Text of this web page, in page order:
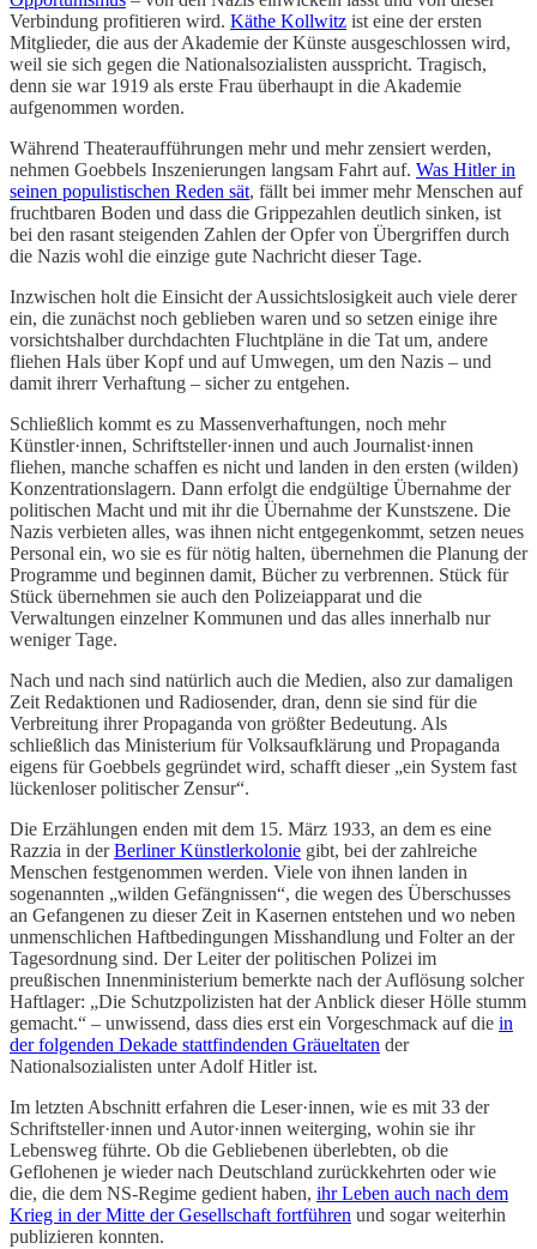
Verbindung profitieren wird. Käthe Kollwitz ist eine der ersten
Mitglieder, die aus der Akademie der Künste ausgeschlossen wird,
weil sie sich gegen die Nationalsozialisten ausspricht. Tragisch,
denn sie war 1919 als erste Frau überhaupt in die Akademie
aufgenommen worden.
Während Theateraufführungen mehr und mehr zensiert werden,
nehmen Goebbels Inszenierungen langsam Fahrt auf. Was Hitler in
seinen populistischen Reden sät, fällt bei immer mehr Menschen auf
fruchtbaren Boden und dass die Grippezahlen deutlich sinken, ist
bei den rasant steigenden Zahlen der Opfer von Übergriffen durch
die Nazis wohl die einzige gute Nachricht dieser Tage.
Inzwischen holt die Einsicht der Aussichtslosigkeit auch viele derer
ein, die zunächst noch geblieben waren und so setzen einige ihre
vorsichtshalber durchdachten Fluchtpläne in die Tat um, andere
fliehen Hals über Kopf und auf Umwegen, um den Nazis – und
damit ihrerr Verhaftung – sicher zu entgehen.
Schließlich kommt es zu Massenverhaftungen, noch mehr
Künstler·innen, Schriftsteller·innen und auch Journalist·innen
fliehen, manche schaffen es nicht und landen in den ersten (wilden)
Konzentrationslagern. Dann erfolgt die endgültige Übernahme der
politischen Macht und mit ihr die Übernahme der Kunstszene. Die
Nazis verbieten alles, was ihnen nicht entgegenkommt, setzen neues
Personal ein, wo sie es für nötig halten, übernehmen die Planung der
Programme und beginnen damit, Bücher zu verbrennen. Stück für
Stück übernehmen sie auch den Polizeiapparat und die
Verwaltungen einzelner Kommunen und das alles innerhalb nur
weniger Tage.
Nach und nach sind natürlich auch die Medien, also zur damaligen
Zeit Redaktionen und Radiosender, dran, denn sie sind für die
Verbreitung ihrer Propaganda von größter Bedeutung. Als
schließlich das Ministerium für Volksaufklärung und Propaganda
eigens für Goebbels gegründet wird, schafft dieser „ein System fast
lückenloser politischer Zensur“.
Die Erzählungen enden mit dem 15. März 1933, an dem es eine
Razzia in derBerliner Künstlerkolonie gibt, bei der zahlreiche
Menschen festgenommen werden. Viele von ihnen landen in
sogenannten „wilden Gefängnissen“, die wegen des Überschusses
an Gefangenen zu dieser Zeit in Kasernen entstehen und wo neben
unmenschlichen Haftbedingungen Misshandlung und Folter an der
Tagesordnung sind. Der Leiter der politischen Polizei im
preußischen Innenministerium bemerkte nach der Auflösung solcher
Haftlager: „Die Schutzpolizisten hat der Anblick dieser Hölle stumm
gemacht.“ – unwissend, dass dies erst ein Vorgeschmack auf die in
der folgenden Dekade stattfindenden Gräueltaten der
Nationalsozialisten unter Adolf Hitler ist.
Im letzten Abschnitt erfahren die Leser·innen, wie es mit 33 der
Schriftsteller·innen und Autor·innen weiterging, wohin sie ihr
Lebensweg führte. Ob die Gebliebenen überlebten, ob die
Geflohenen je wieder nach Deutschland zurückkehrten oder wie
die, die dem NS-Regime gedient haben, ihr Leben auch nach dem
Krieg in der Mitte der Gesellschaft fortführen und sogar weiterhin
publizieren konnten.